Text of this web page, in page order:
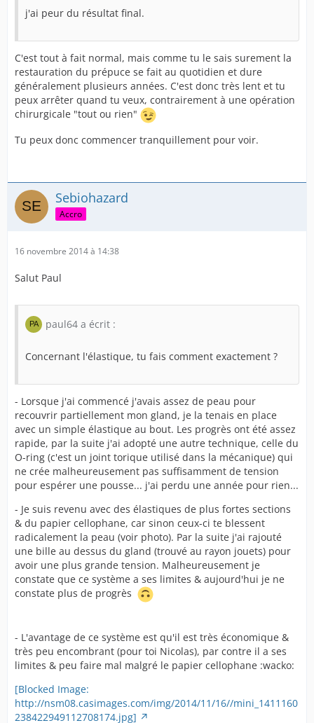
j'ai peur du résultat final.
C'est tout à fait normal, mais comme tu le sais surement la
restauration du prépuce se fait au quotidien et dure
généralement plusieurs années. C'est donc très lent et tu
peux arrêter quand tu veux, contrairement à une opération
chirurgicale "tout ou rien"
Tu peux donc commencer tranquillement pour voir.
Sebiohazard
Accro
16 novembre 2014 à 14:38
Salut Paul
paul64 a écrit :
Concernant l'élastique, tu fais comment exactement ?
- Lorsque j'ai commencé j'avais assez de peau pour
recouvrir partiellement mon gland, je la tenais en place
avec un simple élastique au bout. Les progrès ont été assez
rapide, par la suite j'ai adopté une autre technique, celle du
O-ring (c'est un joint torique utilisé dans la mécanique) qui
ne crée malheureusement pas suffisamment de tension
pour espérer une pousse... j'ai perdu une année pour rien...
- Je suis revenu avec des élastiques de plus fortes sections
& du papier cellophane, car sinon ceux-ci te blessent
radicalement la peau (voir photo). Par la suite j'ai rajouté
une bille au dessus du gland (trouvé au rayon jouets) pour
avoir une plus grande tension. Malheureusement je
constate que ce système a ses limites & aujourd'hui je ne
constate plus de progrès
- L'avantage de ce système est qu'il est très économique &
très peu encombrant (pour toi Nicolas), par contre il a ses
limites & peu faire mal malgré le papier cellophane :wacko:
[Blocked Image:
http://nsm08.casimages.com/img/2014/11/16//mini_1411160
238422949112708174.jpg]